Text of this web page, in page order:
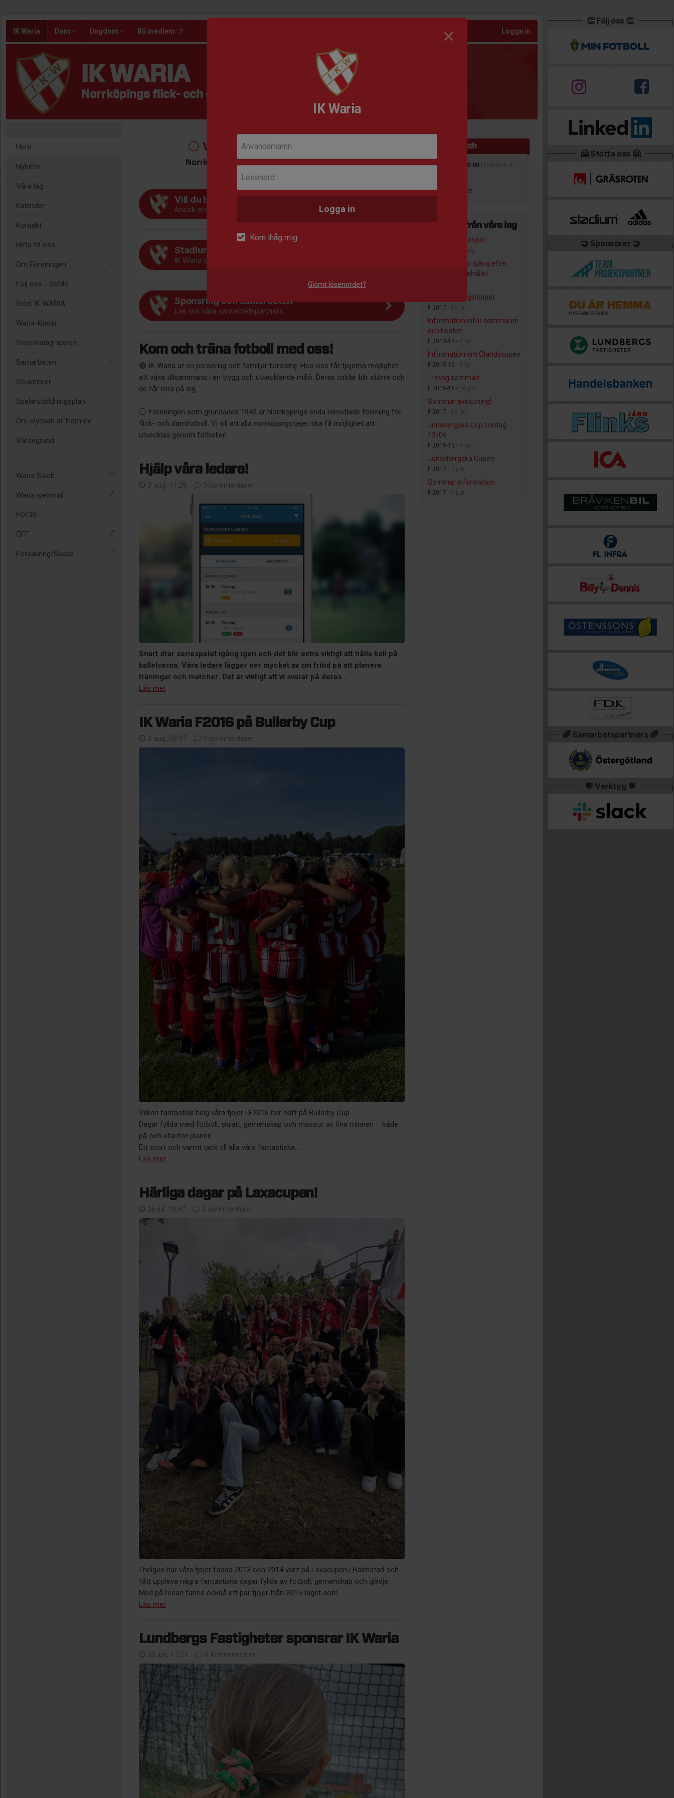
IK Waria Dam Ungdom Bli medlem Logga in
IK Waria
Användarnamn
Lösenord
Logga in
Kom ihåg mig
Glömt lösenordet?
IK WARIA
Norrköpings flick- och damfotbollsförening
Hem
Nyheter
Våra lag
Kalender
Kontakt
Hitta till oss
Om Föreningen
Följ oss - SoMe
Stöd IK WARIA
Waria-kläder
Svenskalag-appen
Samarbeten
Souvenirer
Spelarutbildningsplan
Om olyckan är framme
Värdegrund
Waria Slack
Waria webmail
FOGIS
ÖFF
Försäkring/Skada
Nästa match
Sön 23 aug 15:00 | Division 4 Östra Dam Östergötland
IK Sleipner
Nyheter från våra lag
Höstens Seriespel
2 aug
Den 4/8 kör vi igång efter
sommaruppehållet.
Lilla Lundbergsloppet
F 2017 - 12 jul
Information inför sommaren
och hösten
F 2013-14 - 4 jul
Information om Ölandscupen
F 2015-16 - 3 jul
Trevlig sommar!
F 2015-16 - 16 jun
Sommar avslutning!
F 2017 - 15 jun
Jönsbergska Cup Lördag
13/06
F 2015-16 - 9 jun
Jönskbergska Cupen
F 2017 - 7 jun
Sommar information
F 2017 - 7 jun
⚪ Välkommen till IK Waria 🔴
Norrköpings flick- och damfotbollsförening
Vill du börja spela i IK Waria?
Ansök om medlemskap här!
Stadium webshop
IK Waria tränings- och supporterkläder
Sponsring och samarbeten
Läs om våra samarbetspartners
Kom och träna fotboll med oss!
🔴 IK Waria är en personlig och familjär förening. Hos oss får tjejerna möjlighet
att växa tillsammans i en trygg och utvecklande miljö. Deras cirklar blir större och
de får röra på sig.
⚪️ Föreningen som grundades 1942 är Norrköpings enda renodlade förening för
flick- och damfotboll. Vi vill att alla norrköpingstjejer ska få möjlighet att
utvecklas genom fotbollen.
Hjälp våra ledare!
3 aug, 11:29 0 kommentarer
Snart drar seriespelet igång igen och det blir extra viktigt att hålla koll på
kallelserna. Våra ledare lägger ner mycket av sin fritid på att planera
träningar och matcher. Det är viktigt att vi svarar på deras...
Läs mer
IK Waria F2016 på Bullerby Cup
2 aug, 09:07 0 kommentarer
Vilken fantastisk helg våra tjejer i F2016 har haft på Bullerby Cup.
Dagar fyllda med fotboll, skratt, gemenskap och massor av fina minnen – både
på och utanför planen.
Ett stort och varmt tack till alla våra fantastiska...
Läs mer
Härliga dagar på Laxacupen!
26 jul, 19:47 2 kommentarer
I helgen har våra tjejer födda 2013 och 2014 varit på Laxacupen i Halmstad och
fått uppleva några fantastiska dagar fyllda av fotboll, gemenskap och glädje.
Med på resan fanns också ett par tjejer från 2015-laget som...
Läs mer
Lundbergs Fastigheter sponsrar IK Waria
30 jun, 17:21 0 kommentarer
👏 Följ oss 👏
🤗 Stötta oss 🤗
🤝 Sponsorer 🤝
🌈 Samarbetspartners 🌈
💬 Verktyg 💬